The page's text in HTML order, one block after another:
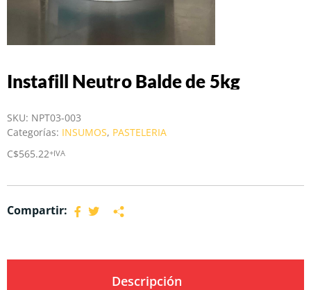
Instafill Neutro Balde de 5kg
SKU: NPT03-003
Categorías: INSUMOS, PASTELERIA
C$565.22+IVA
Compartir:
Descripción